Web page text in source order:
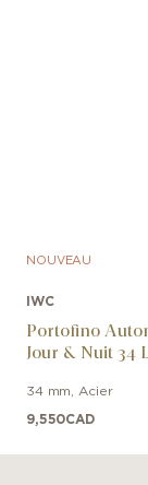
NOUVEAU
IWC
Portofino
Jour & Nuit 34
34 mm Acier
9,550CAD